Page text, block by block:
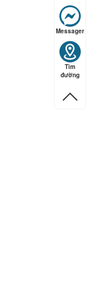
Messager
Tìm
đường